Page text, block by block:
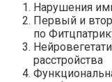
Нарушения
Первый и
по
расстройства